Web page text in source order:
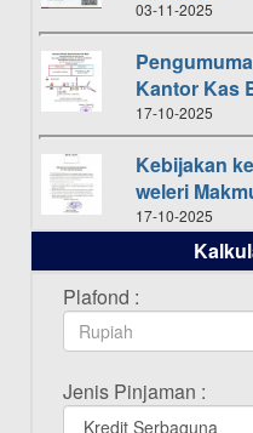
03-11-2025
Kantor Kas
17-10-2025
Kebijakan
weleri
17-10-2025
Daftar
Bulan
16-10-2025
Bulan
20-09-2025
Plafond :
Jenis Pinjaman :